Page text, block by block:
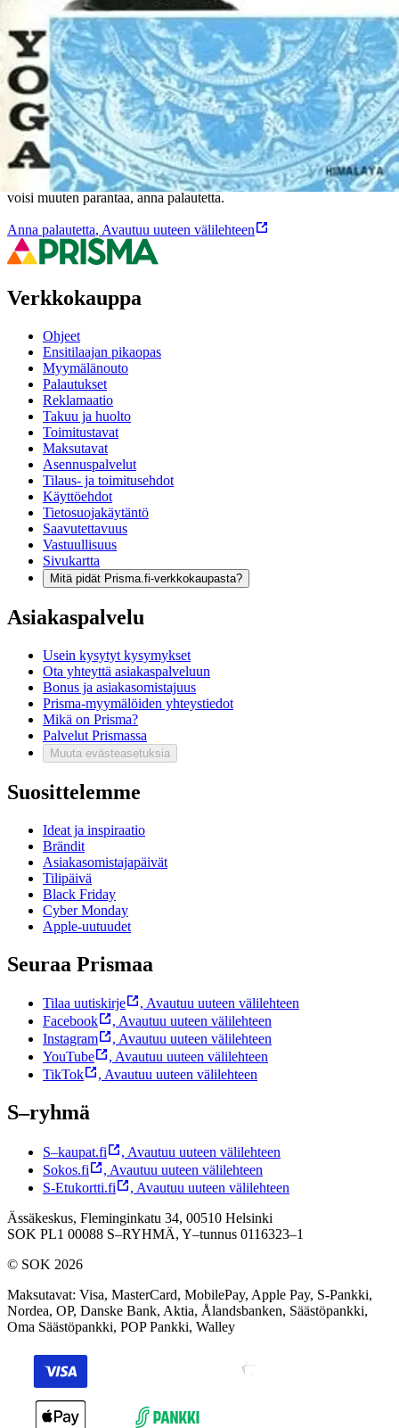
Ominaisuudet
Oletko tyytyväinen tuotetietoihin?
Ovatko tuotetiedot riittävät? Jos tuotetiedoissa on puutteita tai niitä
voisi muuten parantaa, anna palautetta.
Anna palautetta, Avautuu uuteen välilehteen
Verkkokauppa
Ohjeet
Ensitilaajan pikaopas
Myymälänouto
Palautukset
Reklamaatio
Takuu ja huolto
Toimitustavat
Maksutavat
Asennuspalvelut
Tilaus- ja toimitusehdot
Käyttöehdot
Tietosuojakäytäntö
Saavutettavuus
Vastuullisuus
Sivukartta
Mitä pidät Prisma.fi-verkkokaupasta?
Asiakaspalvelu
Usein kysytyt kysymykset
Ota yhteyttä asiakaspalveluun
Bonus ja asiakasomistajuus
Prisma-myymälöiden yhteystiedot
Mikä on Prisma?
Palvelut Prismassa
Muuta evästeasetuksia
Suosittelemme
Ideat ja inspiraatio
Brändit
Asiakasomistajapäivät
Tilipäivä
Black Friday
Cyber Monday
Apple-uutuudet
Seuraa Prismaa
Tilaa uutiskirje , Avautuu uuteen välilehteen
Facebook
, Avautuu uuteen välilehteen
Instagram
, Avautuu uuteen välilehteen
YouTube
, Avautuu uuteen välilehteen
TikTok
, Avautuu uuteen välilehteen
S–ryhmä
S–kaupat.fi , Avautuu uuteen välilehteen
Sokos.fi
, Avautuu uuteen välilehteen
S-Etukortti.fi
, Avautuu uuteen välilehteen
Ässäkeskus, Fleminginkatu 34, 00510 Helsinki
SOK PL1 00088 S–RYHMÄ, Y–tunnus 0116323–1
© SOK 2026
Maksutavat: Visa, MasterCard, MobilePay, Apple Pay, S-Pankki,
Nordea, OP, Danske Bank, Aktia, Ålandsbanken, Säästöpankki,
Oma Säästöpankki, POP Pankki, Walley